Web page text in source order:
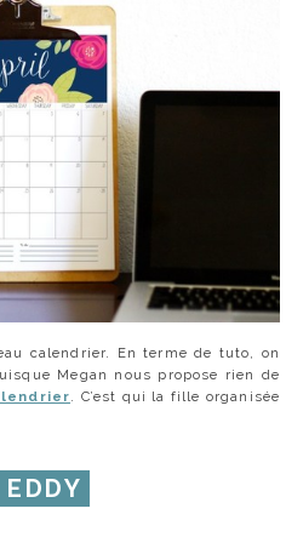
calendrier. En terme de tuto, on
Megan nous propose rien de
. C’est qui la fille organisée